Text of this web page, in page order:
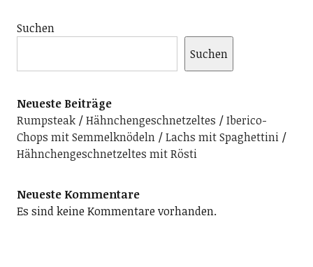
Suchen
Suchen
Neueste Beiträge
Rumpsteak
Hähnchengeschnetzeltes
Iberico-
Chops mit Semmelknödeln
Lachs mit Spaghettini
Hähnchengeschnetzeltes mit Rösti
Neueste Kommentare
Es sind keine Kommentare vorhanden.